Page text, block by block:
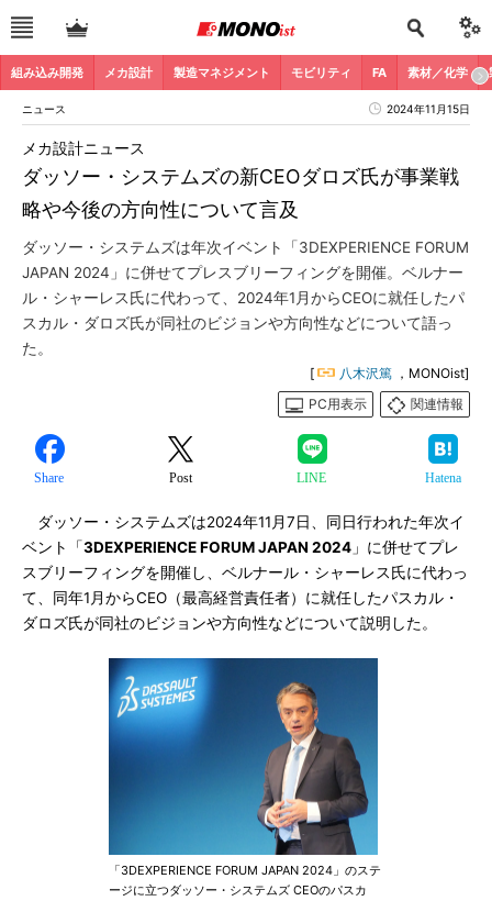
組み込み開発 メカ設計 製造マネジメント モビリティ FA 素材／化学
ニュース 2024年11月15日
ダッソー・システムズの新CEOダロズ氏が事業戦
略や今後の方向性について言及
メカ設計ニュース
ダッソー・システムズは年次イベント「3DEXPERIENCE FORUM
JAPAN 2024」に併せてプレスブリーフィングを開催。ベルナー
ル・シャーレス氏に代わって、2024年1月からCEOに就任したパ
スカル・ダロズ氏が同社のビジョンや方向性などについて語っ
た。
[ 八木沢篤 ，MONOist]
PC用表示
関連情報
Share Post LINE Hatena
ダッソー・システムズは2024年11月7日、同日行われた年次イ
ベント「3DEXPERIENCE FORUM JAPAN 2024 」に併せてプレ
スブリーフィングを開催し、ベルナール・シャーレス氏に代わっ
て、同年1月からCEO（最高経営責任者）に就任したパスカル・
ダロズ氏が同社のビジョンや方向性などについて説明した。
「3DEXPERIENCE FORUM JAPAN 2024」のステ
ージに立つダッソー・システムズ CEOのパスカ